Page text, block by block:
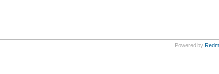
Powered by